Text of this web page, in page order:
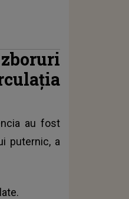
au fost
puternic, a